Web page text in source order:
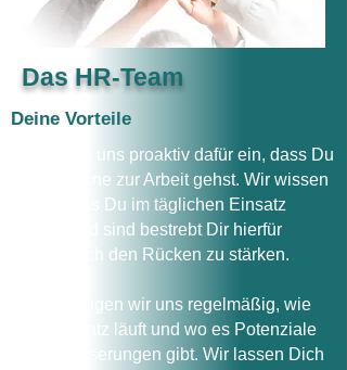
Das HR-Team
Deine Vorteile
Wir setzen uns proaktiv dafür ein, dass Du
wieder gerne zur Arbeit gehst. Wir wissen
genau, was Du im täglichen Einsatz
leistest und sind bestrebt Dir hierfür
bestmöglich den Rücken zu stärken.
So erkundigen wir uns regelmäßig, wie
Dein Einsatz läuft und wo es Potenziale
für Verbesserungen gibt. Wir lassen Dich